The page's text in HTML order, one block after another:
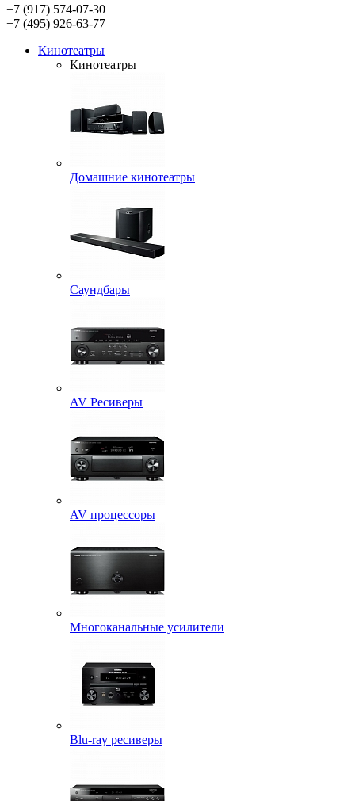
+7 (917) 574-07-30
+7 (495) 926-63-77
Кинотеатры
Кинотеатры
Домашние кинотеатры
Саундбары
AV Ресиверы
AV процессоры
Многоканальные усилители
Blu-ray ресиверы